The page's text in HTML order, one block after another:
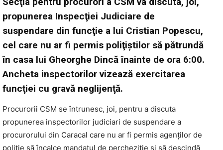
propunerea Inspecţiei Judiciare de
suspendare din funcţie a lui Cristian Popescu,
cel care nu ar fi permis poliţiştilor să pătrundă
în casa lui Gheorghe Dincă înainte de ora 6:00.
Ancheta inspectorilor vizează exercitarea
funcţiei cu gravă neglijenţă.
Procurorii CSM se întrunesc, joi, pentru a discuta
propunerea inspectorilor judiciari de suspendare a
procurorului din Caracal care nu ar fi permis agenţilor de
poliţie să încalce mandatul de percheziţie şi să descindă